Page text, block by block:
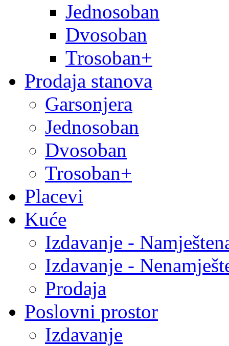
Jednosoban
Dvosoban
Trosoban+
Prodaja stanova
Garsonjera
Jednosoban
Dvosoban
Trosoban+
Placevi
Kuće
Izdavanje -
Izdavanje -
Prodaja
Poslovni prostor
Izdavanje